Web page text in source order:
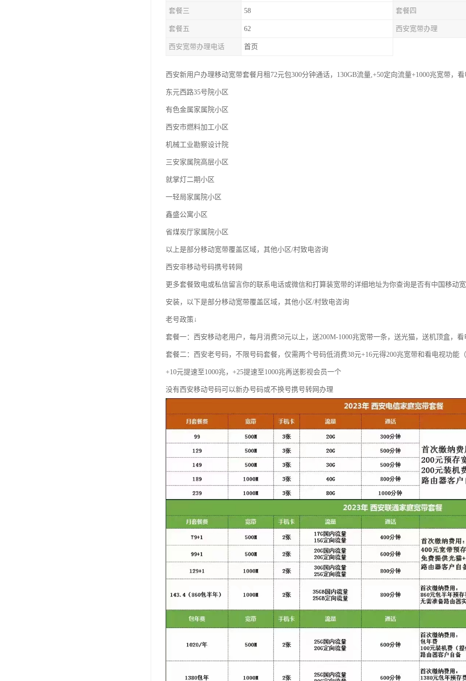
套餐三 58 套餐四
套餐五 62 西安宽带办理
西安宽带办理电话 首页
西安新用户办理移动宽带套餐月租72元包300分钟通话，130GB流量,+50定向流量+1000兆宽带，
东元西路35号院小区
有色金属家属院小区
西安市燃料加工小区
机械工业勘察设计院
三安家属院高层小区
就掌灯二期小区
一轻局家属院小区
鑫盛公寓小区
省煤炭厅家属院小区
以上是部分移动宽带覆盖区域，其他小区/村致电咨询
西安非移动号码携号转网
更多套餐致电或私信留言你的联系电话或微信和打算装宽带的详细地址为你查询是否有中国移动
安装，以下是部分移动宽带覆盖区域，其他小区/村致电咨询
老号政策↓
套餐一：西安移动老用户，每月消费58元以上，送200M-1000兆宽带一条，送光猫，送机顶盒，看
套餐二：西安老号码，不限号码套餐，仅需两个号码低消费38元+16元得200兆宽带和看电视功能（
+10元提速至1000兆，+25提速至1000兆再送影视会员一个
没有西安移动号码可以新办号码或不换号携号转网办理